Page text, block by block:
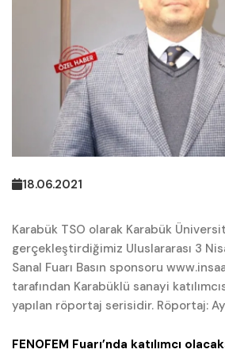
18.06.2021
Karabük TSO olarak Karabük
gerçekleştirdiğimiz Uluslararası 3
Sanal Fuarı Basın sponsoru
tarafından Karabüklü sanayi
yapılan röportaj serisidir. Röportaj:
FENOFEM Fuarı’nda katılımcı